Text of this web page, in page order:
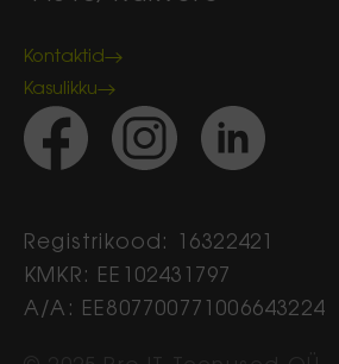
Kontaktid
Kasulikku
Registrikood: 16322421
KMKR: EE102431797
A/A: EE807700771006643224